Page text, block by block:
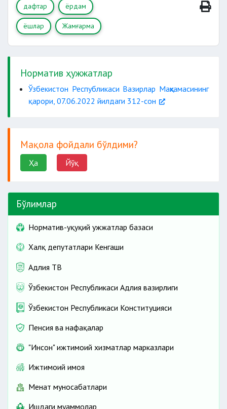
50 фоизигача
БҲМнинг 50 бараваридан
дафтар ёрдам
ёшлар Жамғарма
Норматив ҳужжатлар
Ўзбекистон Республикаси Вазирлар Маҳкамасининг
қарори, 07.06.2022 йилдаги 312-сон
Мақола фойдали бўлдими?
Ҳа Йўқ
Бўлимлар
Норматив-ҳуқуқий ҳужжатлар базаси
Халқ депутатлари Кенгаши
Адлия ТВ
Ўзбекистон Республикаси Адлия вазирлиги
Ўзбекистон Республикаси Конституцияси
Пенсия ва нафақалар
"Инсон" ижтимоий хизматлар марказлари
Ижтимоий ҳимоя
Меҳнат муносабатлари
Ишдаги муаммолар